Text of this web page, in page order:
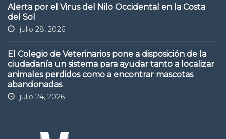
Alerta por el Virus del Nilo Occidental en la Costa
del Sol
julio 28, 2026
El Colegio de Veterinarios pone a disposición de la
ciudadanía un sistema para ayudar tanto a localizar
animales perdidos como a encontrar mascotas
abandonadas
julio 24, 2026